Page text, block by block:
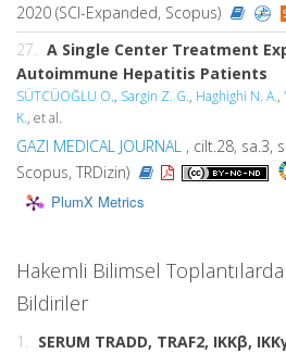
2020 (SCI-Expanded, Scopus)
27.
A Single Center Treatment
Autoimmune Hepatitis Patients
SÜTCÜOĞLU O., Sargin Z. G., Haghighi N. A.,
K., et al.
GAZI MEDICAL JOURNAL , cilt.28, sa.3,
Scopus, TRDizin)
PlumX Metrics
Hakemli Bilimsel Toplantılarda
Bildiriler
1. SERUM TRADD, TRAF2, IKKβ,